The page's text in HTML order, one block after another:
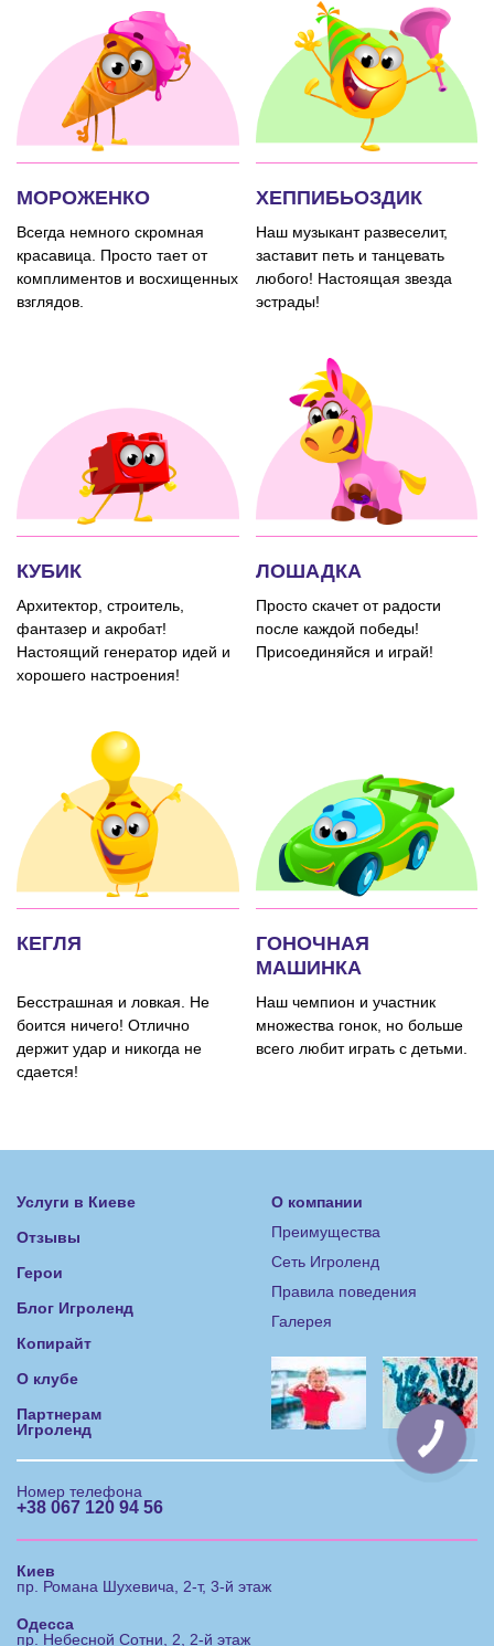
МОРОЖЕНКО
Всегда немного скромная
красавица. Просто тает от
комплиментов и восхищенных
взглядов.
ХЕППИБЬОЗДИК
Наш музыкант развеселит,
заставит петь и танцевать
любого! Настоящая звезда
эстрады!
КУБИК
Архитектор, строитель,
фантазер и акробат!
Настоящий генератор идей и
хорошего настроения!
ЛОШАДКА
Просто скачет от радости
после каждой победы!
Присоединяйся и играй!
КЕГЛЯ
Бесстрашная и ловкая. Не
боится ничего! Отлично
держит удар и никогда не
сдается!
ГОНОЧНАЯ
МАШИНКА
Наш чемпион и участник
множества гонок, но больше
всего любит играть с детьми.
Услуги в Киеве
Отзывы
Герои
Блог Игроленд
Копирайт
О клубе
Партнерам
Игроленд
О компании
Преимущества
Сеть Игроленд
Правила поведения
Галерея
Номер телефона
+38 067 120 94 56
Киев
пр. Романа Шухевича, 2-т, 3-й этаж
Одесса
пр. Небесной Сотни, 2, 2-й этаж